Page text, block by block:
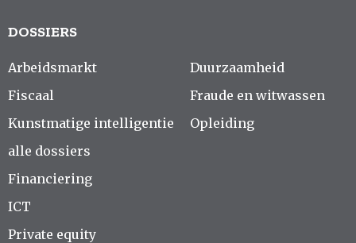
DOSSIERS
Arbeidsmarkt
Fiscaal
Kunstmatige intelligentie
alle dossiers
Duurzaamheid
Fraude en witwassen
Opleiding
Financiering
ICT
Private equity